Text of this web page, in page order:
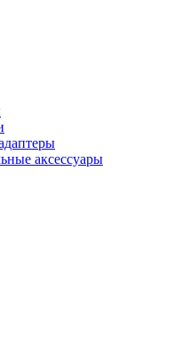
аксессуары